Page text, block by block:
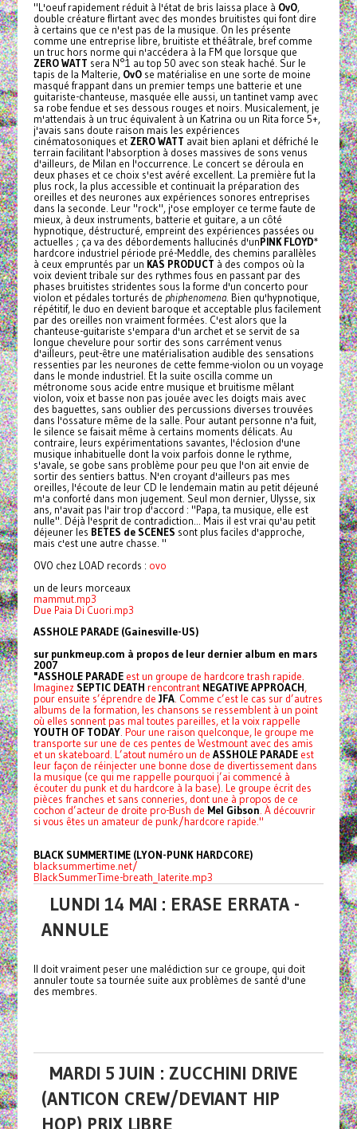
"L'oeuf rapidement réduit à l'état de bris laissa place à OvO,
double créature flirtant avec des mondes bruitistes qui font dire
à certains que ce n'est pas de la musique. On les présente
comme une entreprise libre, bruitiste et théâtrale, bref comme
un truc hors norme qui n'accédera à la FM que lorsque que
ZERO WATT sera N°1 au top 50 avec son steak haché. Sur le
tapis de la Malterie, OvOse matérialise en une sorte de moine
masqué frappant dans un premier temps une batterie et une
guitariste-chanteuse, masquée elle aussi, un tantinet vamp avec
sa robe fendue et ses dessous rouges et noirs. Musicalement, je
m'attendais à un truc équivalent à un Katrina ou un Rita force 5+,
j'avais sans doute raison mais les expériences
cinématosoniques et ZERO WATT avait bien aplani et défriché le
terrain facilitant l'absorption à doses massives de sons venus
d'ailleurs, de Milan en l'occurrence. Le concert se déroula en
deux phases et ce choix s'est avéré excellent. La première fut la
plus rock, la plus accessible et continuait la préparation des
oreilles et des neurones aux expériences sonores entreprises
dans la seconde. Leur "rock", j'ose employer ce terme faute de
mieux, à deux instruments, batterie et guitare, a un côté
hypnotique, déstructuré, empreint des expériences passées ou
actuelles ; ça va des débordements hallucinés d'unPINK FLOYD*
hardcore industriel période pré-Meddle, des chemins parallèles
à ceux empruntés par un KAS PRODUCT à des compos où la
voix devient tribale sur des rythmes fous en passant par des
phases bruitistes stridentes sous la forme d'un concerto pour
violon et pédales torturés de phiphenomena. Bien qu'hypnotique,
répétitif, le duo en devient baroque et acceptable plus facilement
par des oreilles non vraiment formées. C'est alors que la
chanteuse-guitariste s'empara d'un archet et se servit de sa
longue chevelure pour sortir des sons carrément venus
d'ailleurs, peut-être une matérialisation audible des sensations
ressenties par les neurones de cette femme-violon ou un voyage
dans le monde industriel. Et la suite oscilla comme un
métronome sous acide entre musique et bruitisme mêlant
violon, voix et basse non pas jouée avec les doigts mais avec
des baguettes, sans oublier des percussions diverses trouvées
dans l'ossature même de la salle. Pour autant personne n'a fuit,
le silence se faisait même à certains moments délicats. Au
contraire, leurs expérimentations savantes, l'éclosion d'une
musique inhabituelle dont la voix parfois donne le rythme,
s'avale, se gobe sans problème pour peu que l'on ait envie de
sortir des sentiers battus. N'en croyant d'ailleurs pas mes
oreilles, l'écoute de leur CD le lendemain matin au petit déjeuné
m'a conforté dans mon jugement. Seul mon dernier, Ulysse, six
ans, n'avait pas l'air trop d'accord : "Papa, ta musique, elle est
nulle". Déjà l'esprit de contradiction... Mais il est vrai qu'au petit
déjeuner les BETES de SCENES sont plus faciles d'approche,
mais c'est une autre chasse. "
OVO chez LOAD records : ovo
un de leurs morceaux
mammut.mp3
Due Paia Di Cuori.mp3
ASSHOLE PARADE (Gainesville-US)
sur punkmeup.com à propos de leur dernier album en mars
2007
"ASSHOLE PARADEest un groupe de hardcore trash rapide.
Imaginez SEPTIC DEATH rencontrant NEGATIVE APPROACH,
pour ensuite s’éprendre de JFA. Comme c’est le cas sur d’autres
albums de la formation, les chansons se ressemblent à un point
où elles sonnent pas mal toutes pareilles, et la voix rappelle
YOUTH OF TODAY. Pour une raison quelconque, le groupe me
transporte sur une de ces pentes de Westmount avec des amis
et un skateboard. L’atout numéro un de ASSHOLE PARADEest
leur façon de réinjecter une bonne dose de divertissement dans
la musique (ce qui me rappelle pourquoi j’ai commencé à
écouter du punk et du hardcore à la base). Le groupe écrit des
pièces franches et sans conneries, dont une à propos de ce
cochon d’acteur de droite pro-Bush de Mel Gibson. À découvrir
si vous êtes un amateur de punk/hardcore rapide."
BLACK SUMMERTIME (LYON-PUNK HARDCORE)
blacksummertime.net/
BlackSummerTime-breath_laterite.mp3
LUNDI 14 MAI : ERASE ERRATA -
ANNULE
Il doit vraiment peser une malédiction sur ce groupe, qui doit
annuler toute sa tournée suite aux problèmes de santé d'une
des membres.
MARDI 5 JUIN : ZUCCHINI DRIVE
(ANTICON CREW/DEVIANT HIP
HOP) PRIX LIBRE